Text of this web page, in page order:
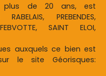
plus de 20 ans, est
PREBENDES,
SAINT ELOI,
auxquels ce bien est
le site Géorisques: